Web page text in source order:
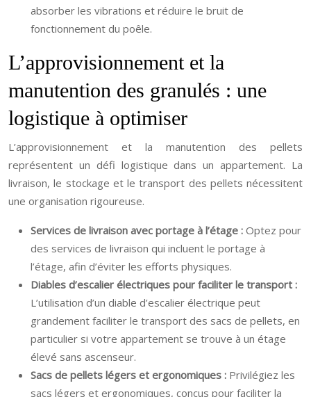
absorber les vibrations et réduire le bruit de
fonctionnement du poêle.
L’approvisionnement et la
manutention des granulés : une
logistique à optimiser
L’approvisionnement et la manutention des pellets
représentent un défi logistique dans un appartement. La
livraison, le stockage et le transport des pellets nécessitent
une organisation rigoureuse.
Services de livraison avec portage à l’étage : Optez pour
des services de livraison qui incluent le portage à
l’étage, afin d’éviter les efforts physiques.
Diables d’escalier électriques pour faciliter le transport :
L’utilisation d’un diable d’escalier électrique peut
grandement faciliter le transport des sacs de pellets, en
particulier si votre appartement se trouve à un étage
élevé sans ascenseur.
Sacs de pellets légers et ergonomiques : Privilégiez les
sacs légers et ergonomiques, conçus pour faciliter la